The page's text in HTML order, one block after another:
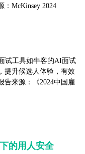
McKinsey 2024
试工具如牛客的AI面试
提升候选人体验，有效
告来源：《2024中国雇
的用人安全